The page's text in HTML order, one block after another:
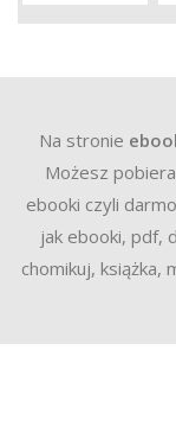
Na stronie
Możesz
ebooki czyli
jak ebooki, pdf,
chomikuj,